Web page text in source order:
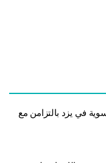
في يزد بالتزامن مع